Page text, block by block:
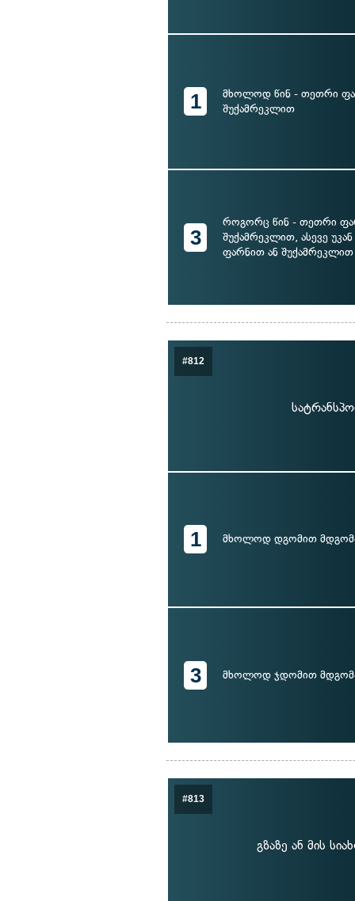
1
მხოლოდ წინ - თეთრი
შუქამრეკლით
3
როგორც წინ - თეთრი
შუქამრეკლით, ასევე
ფარნით ან შუქამრეკლით
#812
1 მხოლოდ დგომით
3 მხოლოდ ჯდომით
#813
გზაზე ან მის